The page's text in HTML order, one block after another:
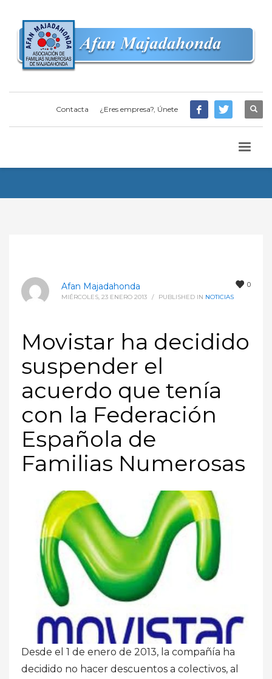
Contacta ¿Eres empresa?, Únete
0
Afan Majadahonda
MIÉRCOLES, 23 ENERO 2013 / PUBLISHED IN NOTICIAS
Movistar ha decidido
suspender el
acuerdo que tenía
con la Federación
Española de
Familias Numerosas
Desde el 1 de enero de 2013, la compañía ha
decidido no hacer descuentos a colectivos, al